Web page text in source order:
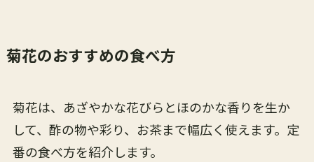
菊花のおすすめの食べ方
菊花は、あざやかな花びらとほのかな香りを生か
して、酢の物や彩り、お茶まで幅広く使えます。定
番の食べ方を紹介します。